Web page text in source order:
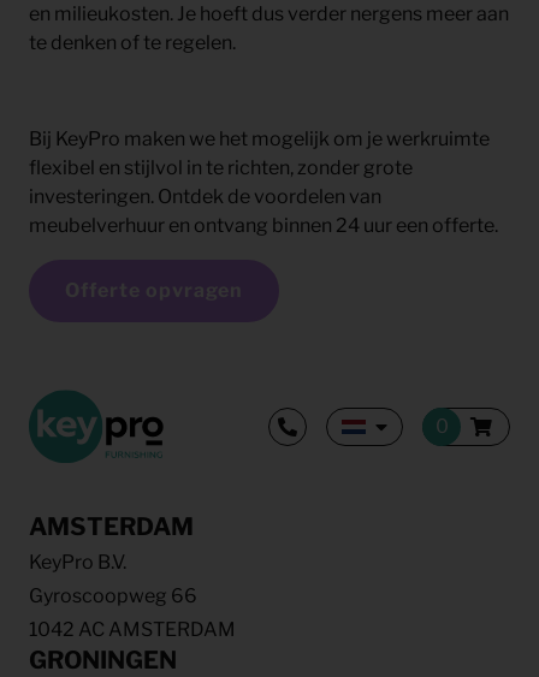
en milieukosten. Je hoeft dus verder nergens meer aan
te denken of te regelen.
Bij KeyPro maken we het mogelijk om je werkruimte
flexibel en stijlvol in te richten, zonder grote
investeringen. Ontdek de voordelen van
meubelverhuur en ontvang binnen 24 uur een offerte.
Offerte opvragen
AMSTERDAM
KeyPro B.V.
Gyroscoopweg 66
1042 AC AMSTERDAM
GRONINGEN